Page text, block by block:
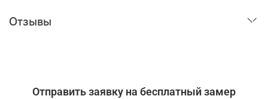
Отзывы
Отправить заявку на бесплатный замер